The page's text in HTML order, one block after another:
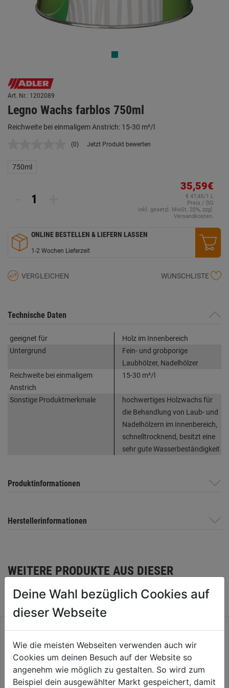
Art. Nr.: 1202089
Legno Wachs farblos 750ml
Reichweite bei einmaligem Anstrich: 15-30 m²/l
Kein
(0) Jetzt Produkt bewerten
750ml
35,59€
€ 47,45/1 L
Preis / DO
inkl. gesetzl. MwSt. 20%, zzgl.
Versandkosten.
ONLINE BESTELLEN & LIEFERN LASSEN
1-2 Wochen Lieferzeit
VERGLEICHEN WUNSCHLISTE
Technische Daten
geeignet für
Holz im Innenbereich
Untergrund
Fein- und grobporige
Laubhölzer, Nadelhölzer
Reichweite bei einmaligem
Anstrich
15-30 m²/l
Sonstige Produktmerkmale
hochwertiges Holzwachs für
die Behandlung von Laub- und
Nadelhölzern im Innenbereich,
schnelltrocknend, besitzt eine
sehr gute Wasserbeständigkeit
Produktinformationen
Herstellerinformationen
WEITERE PRODUKTE AUS DIESER
KATEGORIE
Deine Wahl bezüglich Cookies auf
dieser Webseite
Wie die meisten Webseiten verwenden auch wir
Cookies um deinen Besuch auf der Website so
angenehm wie möglich zu gestalten. So wird zum
Beispiel dein ausgewählter Markt gespeichert, damit